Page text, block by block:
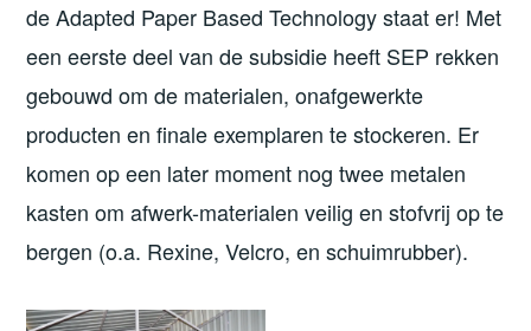
de Adapted Paper Based Technology staat er! Met
een eerste deel van de subsidie heeft SEP rekken
gebouwd om de materialen, onafgewerkte
producten en finale exemplaren te stockeren. Er
komen op een later moment nog twee metalen
kasten om afwerk-materialen veilig en stofvrij op te
bergen (o.a. Rexine, Velcro, en schuimrubber).